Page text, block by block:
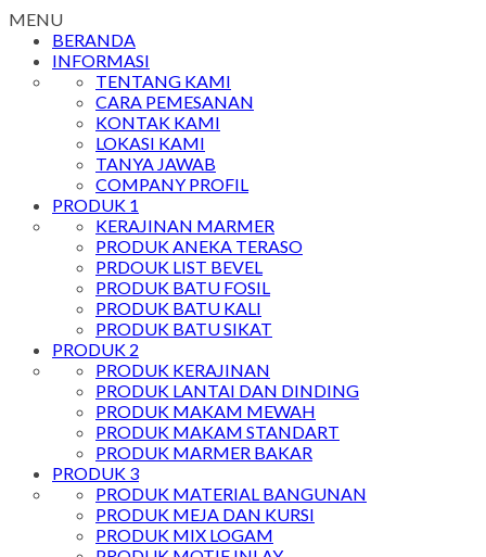
MENU
BERANDA
INFORMASI
TENTANG KAMI
CARA PEMESANAN
KONTAK KAMI
LOKASI KAMI
TANYA JAWAB
COMPANY PROFIL
PRODUK 1
KERAJINAN MARMER
PRODUK ANEKA TERASO
PRDOUK LIST BEVEL
PRODUK BATU FOSIL
PRODUK BATU KALI
PRODUK BATU SIKAT
PRODUK 2
PRODUK KERAJINAN
PRODUK LANTAI DAN DINDING
PRODUK MAKAM MEWAH
PRODUK MAKAM STANDART
PRODUK MARMER BAKAR
PRODUK 3
PRODUK MATERIAL BANGUNAN
PRODUK MEJA DAN KURSI
PRODUK MIX LOGAM